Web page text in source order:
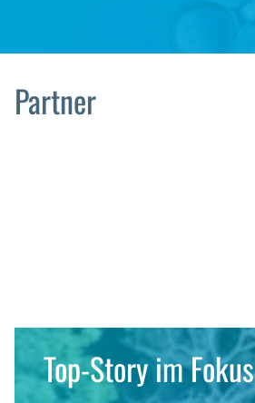
Partner
Top-Story im Fokus